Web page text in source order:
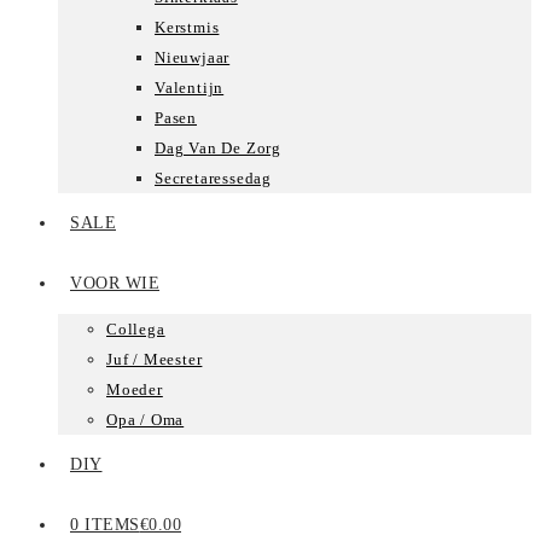
Kerstmis
Nieuwjaar
Valentijn
Pasen
Dag Van De Zorg
Secretaressedag
SALE
VOOR WIE
Collega
Juf / Meester
Moeder
Opa / Oma
DIY
0 ITEMS€0.00